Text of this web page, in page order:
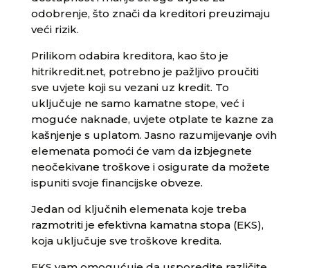
odobrenje, što znači da kreditori preuzimaju
veći rizik.
Prilikom odabira kreditora, kao što je
hitrikredit.net, potrebno je pažljivo proučiti
sve uvjete koji su vezani uz kredit. To
uključuje ne samo kamatne stope, već i
moguće naknade, uvjete otplate te kazne za
kašnjenje s uplatom. Jasno razumijevanje ovih
elemenata pomoći će vam da izbjegnete
neočekivane troškove i osigurate da možete
ispuniti svoje financijske obveze.
Jedan od ključnih elemenata koje treba
razmotriti je efektivna kamatna stopa (EKS),
koja uključuje sve troškove kredita.